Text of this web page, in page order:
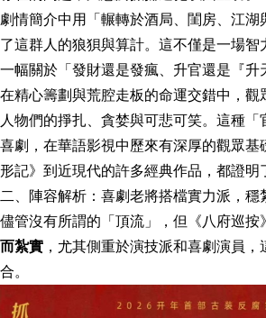
劇情簡介中用「輾轉於酒局、閨房、江
了這群人的狼狽與算計。這不僅是一場智
一幅關於「發財還是發瘋、升官還是『升
在精心籌劃與荒腔走板的命運交錯中，觀
人物們的掙扎、貪婪與可悲可笑。這種「
喜劇，在華語影視中歷來有深厚的觀眾基
形記》到近現代的許多經典作品，都證明
二、陣容解析：喜劇老將搭檔實力派，穩
儘管沒有所謂的「頂流」，但《八府巡按
而紮實 ，尤其側重於演技派和喜劇演員
合。